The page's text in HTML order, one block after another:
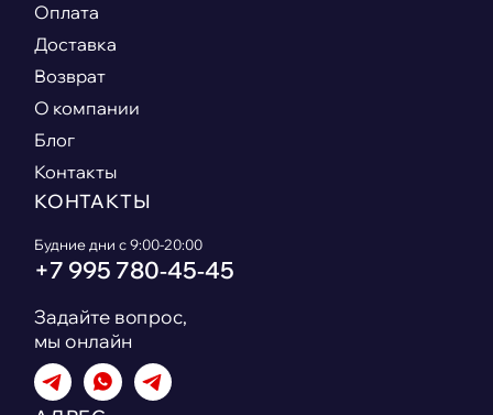
Оплата
Доставка
Возврат
О компании
Блог
Контакты
КОНТАКТЫ
Будние дни с 9:00-20:00
+7 995 780‑45‑45
Задайте вопрос,
мы онлайн